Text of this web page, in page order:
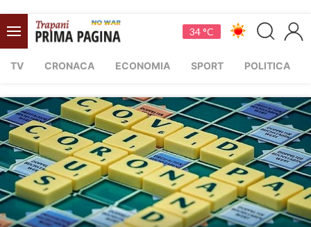
34 °C
TV CRONACA ECONOMIA SPORT POLITICA